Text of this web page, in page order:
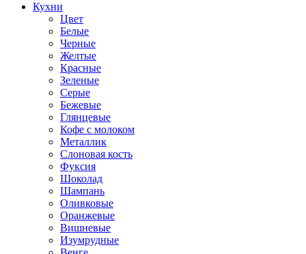
Кухни
Цвет
Белые
Черные
Желтые
Красные
Зеленые
Серые
Бежевые
Глянцевые
Кофе с молоком
Металлик
Слоновая кость
Фуксия
Шоколад
Шампань
Оливковые
Оранжевые
Вишневые
Изумрудные